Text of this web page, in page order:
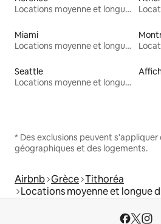
Locations moyenne et longue durée
Miami
Locations moyenne et longue durée
Seattle
Locations moyenne et longue durée
* Des exclusions peuvent
géographiques et des logements.
Airbnb Grèce Tithoréa
Locations moyenne et longue